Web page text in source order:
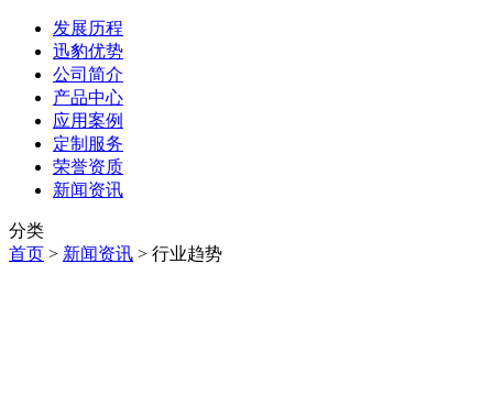
发展历程
迅豹优势
公司简介
产品中心
应用案例
定制服务
荣誉资质
新闻资讯
分类
首页 > 新闻资讯 > 行业趋势